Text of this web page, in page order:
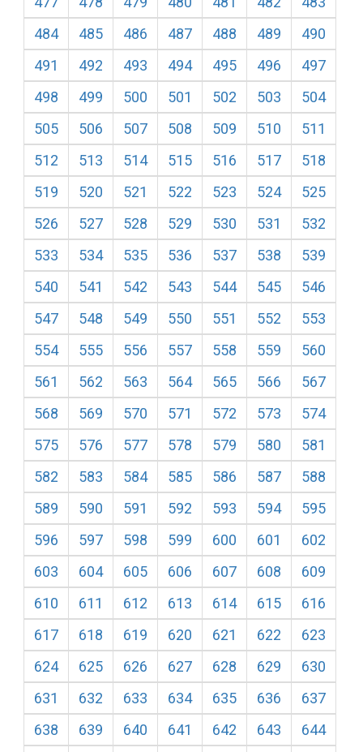
484
485 486 487 488 489
490
491
492 493 494 495 496
497
498
499 500 501 502 503
504
505
506 507 508 509 510
511
512
513 514 515 516 517
518
519
520 521 522 523 524
525
526
527 528 529 530 531
532
533
534 535 536 537 538
539
540
541 542 543 544 545
546
547
548 549 550 551 552
553
554
555 556 557 558 559
560
561
562 563 564 565 566
567
568
569 570 571 572 573
574
575
576 577 578 579 580
581
582
583 584 585 586 587
588
589
590 591 592 593 594
595
596
597 598 599 600 601
602
603
604 605 606 607 608
609
610
611 612 613 614 615
616
617
618 619 620 621 622
623
624
625 626 627 628 629
630
631
632 633 634 635 636
637
638
639 640 641 642 643
644